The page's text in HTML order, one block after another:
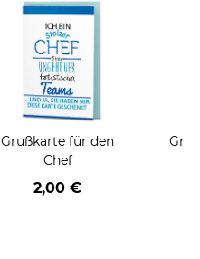
Grußkarte für den
Chef
2,00 €